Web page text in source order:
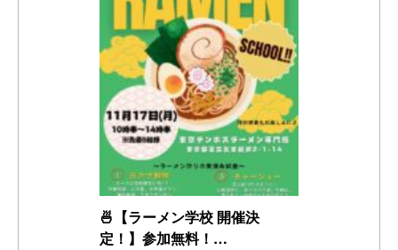
🍜【ラーメン学校 開催決
定！】参加無料！…